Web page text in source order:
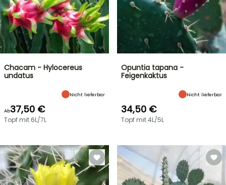
Chacam - Hylocereus
undatus
Nicht lieferbar
Ab37,50 €
Topf mit 6L/7L
Opuntia tapana -
Feigenkaktus
Nicht lieferbar
34,50 €
Topf mit 4L/5L